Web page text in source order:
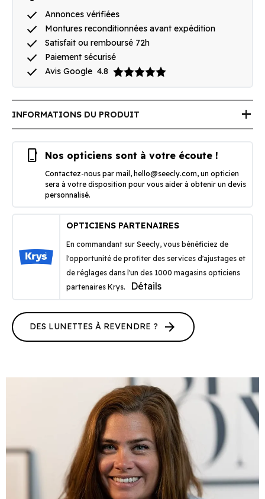
done Annonces vérifiées
done Montures reconditionnées avant expédition
done Satisfait ou remboursé 72h
done Paiement sécurisé
done Avis Google 4.8
INFORMATIONS DU PRODUIT add
phone_iphone Nos opticiens sont à votre écoute !
Contactez-nous par mail, hello@seecly.com, un opticien
sera à votre disposition pour vous aider à obtenir un devis
personnalisé.
OPTICIENS PARTENAIRES
En commandant sur Seecly, vous bénéficiez de
l'opportunité de profiter des services d'ajustages et
de réglages dans l'un des 1000 magasins opticiens
partenaires Krys.
Détails
DES LUNETTES À REVENDRE ? arrow_forward